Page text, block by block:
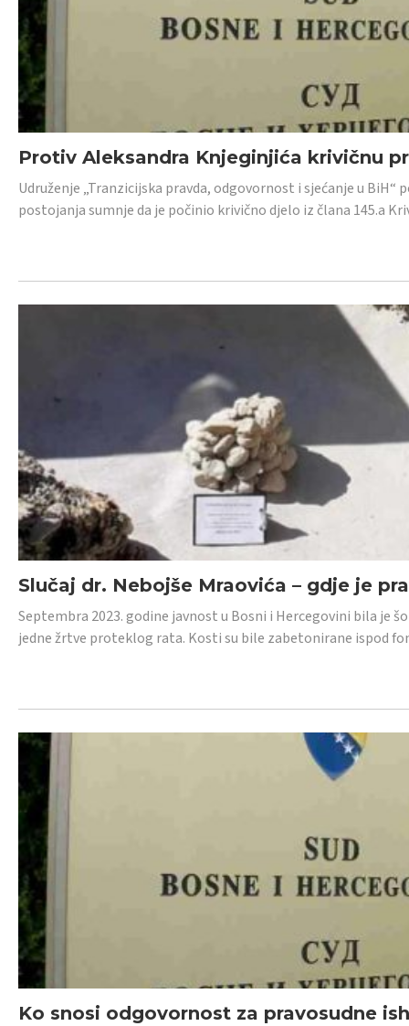
Protiv Aleksandra Knjeginjića krivičnu
Udruženje „Tranzicijska pravda, odgovornost i sjećanje u
postojanja sumnje da je počinio krivično djelo iz člana 145.a
Slučaj dr. Nebojše Mraovića – gdje je
Septembra 2023. godine javnost u Bosni i Hercegovini bila je
jedne žrtve proteklog rata. Kosti su bile zabetonirane ispod
Ko snosi odgovornost za pravosudne